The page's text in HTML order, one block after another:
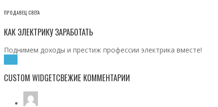
ПРОДАВЕЦ СВЕТА
КАК ЭЛЕКТРИКУ ЗАРАБОТАТЬ
Поднимем доходы и престиж профессии электрика вместе!
CUSTOM WIDGETСВЕЖИЕ КОММЕНТАРИИ